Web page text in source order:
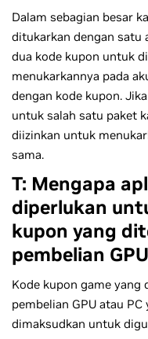
Dalam sebagian besar
ditukarkan dengan satu
dua kode kupon untuk
menukarkannya pada
dengan kode kupon.
untuk salah satu paket
diizinkan untuk
sama.
T: Mengapa
diperlukan
kupon yang
pembelian
Kode kupon game yang
pembelian GPU atau
dimaksudkan untuk